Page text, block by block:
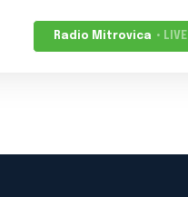
Radio Mitrovica • LIVE